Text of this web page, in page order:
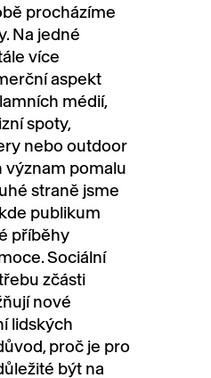
procházíme
Na jedné
více
aspekt
médií,
spoty,
nebo outdoor
význam pomalu
straně jsme
publikum
příběhy
Sociální
zčásti
nové
lidských
proč je pro
být na